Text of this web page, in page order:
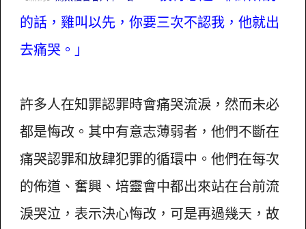
的話，雞叫以先，你要三次不認我，他就出
去痛哭。」
許多人在知罪認罪時會痛哭流淚，然而未必
都是悔改。其中有意志薄弱者，他們不斷在
痛哭認罪和放肆犯罪的循環中。他們在每次
的佈道、奮興、培靈會中都出來站在台前流
淚哭泣，表示決心悔改，可是再過幾天，故